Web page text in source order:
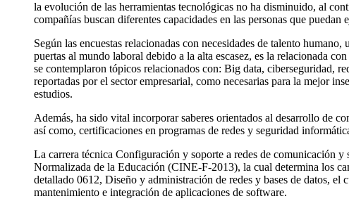
la evolución de las herramientas tecnológicas no ha disminuido, al
compañías buscan diferentes capacidades en las personas que
Según las encuestas relacionadas con necesidades de talento
puertas al mundo laboral debido a la alta escasez, es la relacionada
se contemplaron tópicos relacionados con: Big data, ciberseguridad,
reportadas por el sector empresarial, como necesarias para la mejor
estudios.
Además, ha sido vital incorporar saberes orientados al desarrollo de
así como, certificaciones en programas de redes y seguridad
La carrera técnica Configuración y soporte a redes de comunicación
Normalizada de la Educación (CINE-F-2013), la cual determina los
detallado 0612, Diseño y administración de redes y bases de datos, el
mantenimiento e integración de aplicaciones de software.